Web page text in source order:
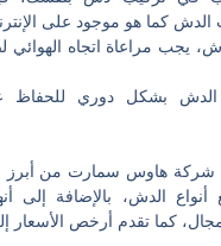
الدش كما هو موجود على
يجب مراعاة اتجاه
بشكل دوري للحفاظ
شركة هاوس سمارت من أبرز
الدش، بالإضافة إلى
كما تقدم أرخص الأسعار